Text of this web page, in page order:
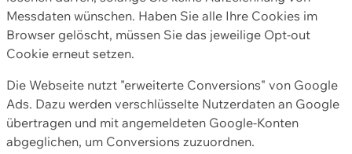
Messdaten wünschen. Haben Sie alle Ihre Cookies im
Browser gelöscht, müssen Sie das jeweilige Opt-out
Cookie erneut setzen.
Die Webseite nutzt "erweiterte Conversions" von Google
Ads. Dazu werden verschlüsselte Nutzerdaten an Google
übertragen und mit angemeldeten Google-Konten
abgeglichen, um Conversions zuzuordnen.